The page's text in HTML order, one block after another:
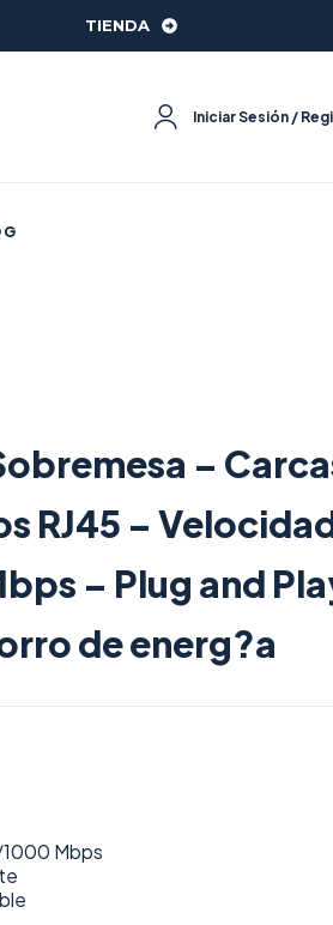
TIENDA
Iniciar Sesión /
–
RJ45 –
– Plug and
de energ?a
Mbps